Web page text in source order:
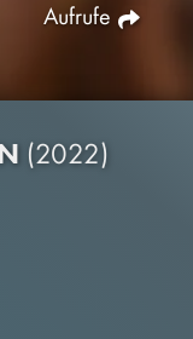
Aufrufe
(2022)